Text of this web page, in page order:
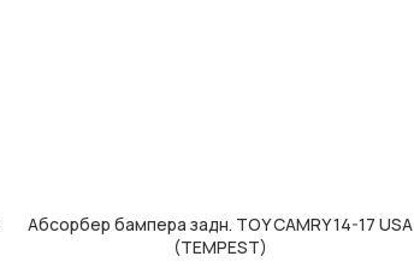
ЧИТАТИ ДАЛІ
Абсорбер бампера задн. TOY CAMRY 14-17 USA
(TEMPEST)